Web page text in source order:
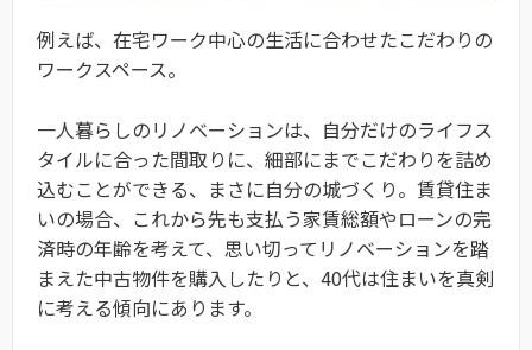
例えば、在宅ワーク中心の生活に合わせたこだわりの
ワークスペース。
一人暮らしのリノベーションは、自分だけのライフス
タイルに合った間取りに、細部にまでこだわりを詰め
込むことができる、まさに自分の城づくり。賃貸住ま
いの場合、これから先も支払う家賃総額やローンの完
済時の年齢を考えて、思い切ってリノベーションを踏
まえた中古物件を購入したりと、40代は住まいを真剣
に考える傾向にあります。